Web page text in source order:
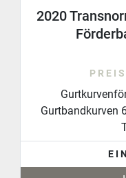
wir Ihnen
2020
Gurtbandkurven